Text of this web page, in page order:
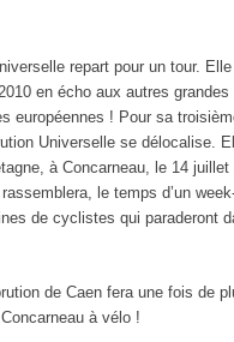
repart pour un tour.
en écho aux autres grandes
européennes ! Pour sa
Universelle se délocalise.
à Concarneau, le 14 juillet
le temps d’un
de cyclistes qui paraderont
de Caen fera une fois de
à vélo !